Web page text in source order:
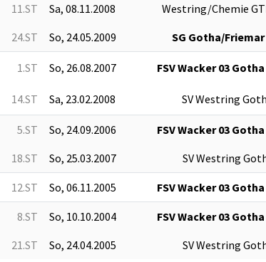
11.ST Sa, 08.11.2008 Westring/Chemie
24.ST
So, 24.05.2009 SG Gotha/
1.ST So, 26.08.2007 FSV Wacker 03
14.ST Sa, 23.02.2008 SV Westring
5.ST So, 24.09.2006 FSV Wacker 03
18.ST
So, 25.03.2007 SV Westring
12.ST So, 06.11.2005 FSV Wacker 03
8.ST So, 10.10.2004 FSV Wacker 03
21.ST
So, 24.04.2005 SV Westring